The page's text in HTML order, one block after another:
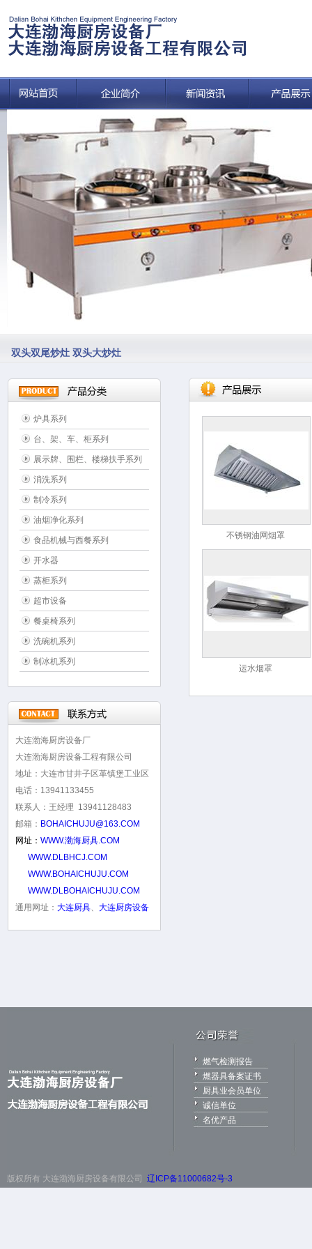
双头双尾炒灶 双头大炒灶
炉具系列
台、架、车、柜系列
展示牌、围栏、楼梯扶手系列
消洗系列
制冷系列
油烟净化系列
食品机械与西餐系列
开水器
蒸柜系列
超市设备
餐桌椅系列
洗碗机系列
制冰机系列
大连渤海厨房设备厂
大连渤海厨房设备工程有限公司
地址：大连市甘井子区革镇堡工业区
电话：13941133455
联系人：王经理 13941128483
邮箱： BOHAICHUJU@163.COM
网址： WWW.渤海厨具.COM
WWW.DLBHCJ.COM
WWW.BOHAICHUJU.COM
WWW.DLBOHAICHUJU.COM
通用网址： 大连厨具、 大连厨房设备
不锈钢油网烟罩
运水烟罩
版权所有 大连渤海厨房设备有限公司 辽ICP备11000682号-3
燃气检测报告
燃器具备案证书
厨具业会员单位
诚信单位
名优产品